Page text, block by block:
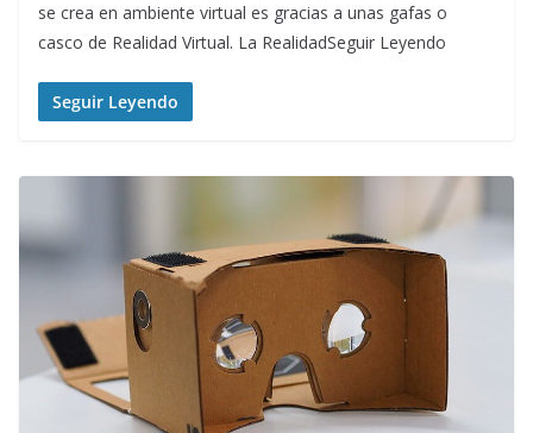
se crea en ambiente virtual es gracias a unas gafas o
casco de Realidad Virtual. La RealidadSeguir Leyendo
Seguir Leyendo